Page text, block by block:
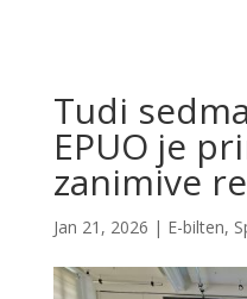
Tudi
EPUO je
zanimive
Jan 21, 2026 | E-bilten,